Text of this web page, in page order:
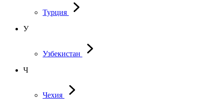
Турция
У
Узбекистан
Ч
Чехия